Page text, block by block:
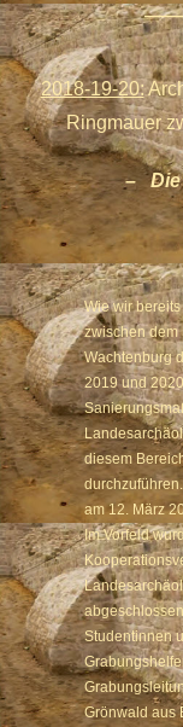
2018-19-20:
Ringmauer
– Die
Wie wir
zwischen dem
Wachtenburg
2019 und
diesem
am 12. März
Im Vorfeld
Studentinnen
Grönwald aus